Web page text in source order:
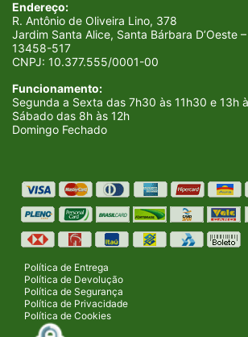
Endereço:
R. Antônio de Oliveira Lino, 378
Jardim Santa Alice, Santa Bárbara D’Oeste –
13458-517
CNPJ: 10.377.555/0001-00
Funcionamento:
Segunda a Sexta das 7h30 às 11h30 e 13h
Sábado das 8h às 12h
Domingo Fechado
Política de Entrega
Política de Devolução
Política de Segurança
Política de Privacidade
Política de Cookies